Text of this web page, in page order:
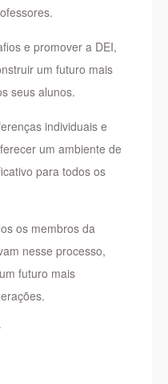
e promover a DEI,
um futuro mais
seus alunos.
individuais e
um ambiente de
para todos os
os membros da
nesse processo,
futuro mais